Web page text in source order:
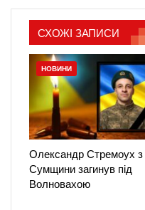
СХОЖІ ЗАПИСИ
НОВИНИ
Олександр Стремоух з
Сумщини загинув під
Волновахою